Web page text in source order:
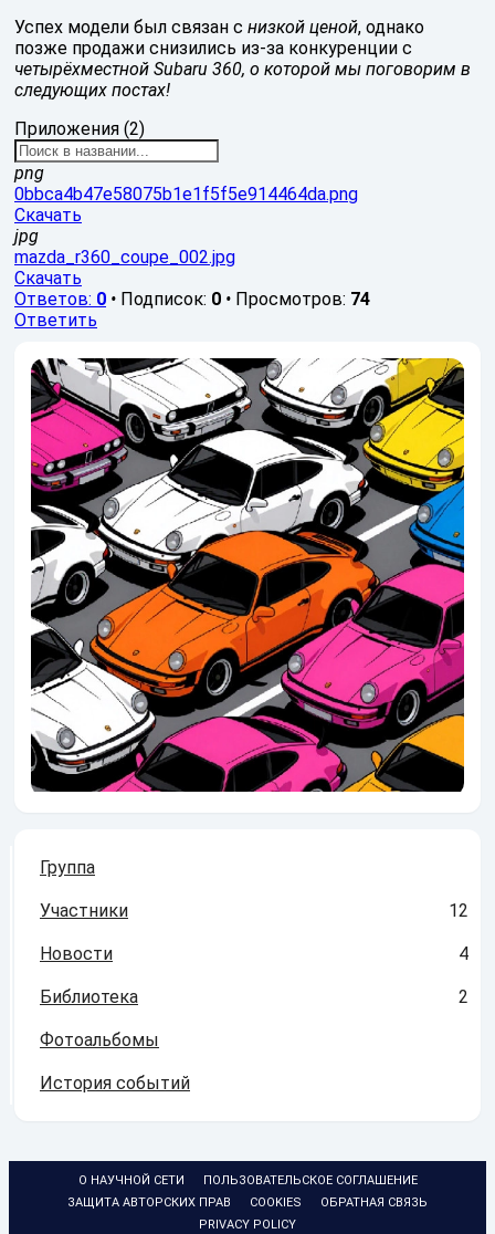
Успех модели был связан с низкой ценой, однако
позже продажи снизились из-за конкуренции с
четырёхместной Subaru 360, о которой мы поговорим в
следующих постах!
Приложения (2)
png
0bbca4b47e58075b1e1f5f5e914464da.png
Скачать
jpg
mazda_r360_coupe_002.jpg
Скачать
Ответов: 0 • Подписок: 0 • Просмотров: 74
Ответить
Группа
Участники 12
Новости 4
Библиотека 2
Фотоальбомы
История событий
О НАУЧНОЙ СЕТИ
ПОЛЬЗОВАТЕЛЬСКОЕ СОГЛАШЕНИЕ
ЗАЩИТА АВТОРСКИХ ПРАВ
COOKIES
ОБРАТНАЯ СВЯЗЬ
PRIVACY POLICY